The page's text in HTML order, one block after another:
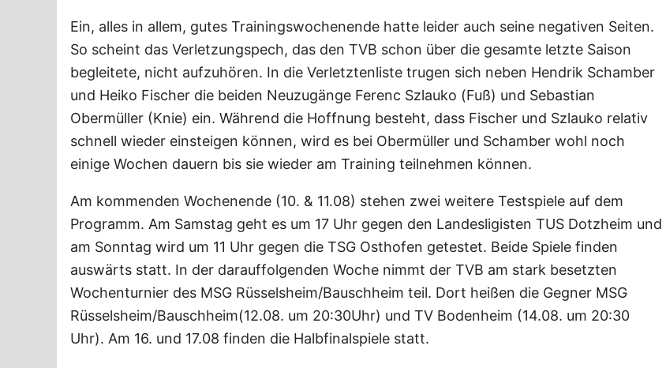
Ein, alles in allem, gutes Trainingswochenende hatte leider auch seine negativen Seiten.
So scheint das Verletzungspech, das den TVB schon über die gesamte letzte Saison
begleitete, nicht aufzuhören. In die Verletztenliste trugen sich neben Hendrik Schamber
und Heiko Fischer die beiden Neuzugänge Ferenc Szlauko (Fuß) und Sebastian
Obermüller (Knie) ein. Während die Hoffnung besteht, dass Fischer und Szlauko relativ
schnell wieder einsteigen können, wird es bei Obermüller und Schamber wohl noch
einige Wochen dauern bis sie wieder am Training teilnehmen können.
Am kommenden Wochenende (10. & 11.08) stehen zwei weitere Testspiele auf dem
Programm. Am Samstag geht es um 17 Uhr gegen den Landesligisten TUS Dotzheim und
am Sonntag wird um 11 Uhr gegen die TSG Osthofen getestet. Beide Spiele finden
auswärts statt. In der darauffolgenden Woche nimmt der TVB am stark besetzten
Wochenturnier des MSG Rüsselsheim/Bauschheim teil. Dort heißen die Gegner MSG
Rüsselsheim/Bauschheim(12.08. um 20:30Uhr) und TV Bodenheim (14.08. um 20:30
Uhr). Am 16. und 17.08 finden die Halbfinalspiele statt.